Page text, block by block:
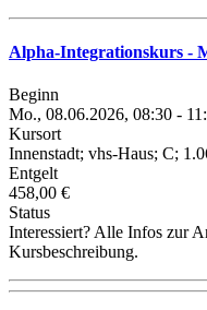
Alpha-Integrationskurs -
Beginn
Mo., 08.06.2026, 08:30 -
Kursort
Innenstadt; vhs-Haus; C;
Entgelt
458,00 €
Status
Interessiert? Alle Infos zur
Kursbeschreibung.